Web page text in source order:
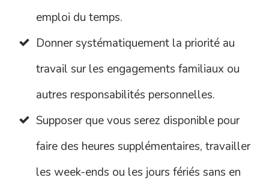
emploi du temps.
Donner systématiquement la priorité au
travail sur les engagements familiaux ou
autres responsabilités personnelles.
Supposer que vous serez disponible pour
faire des heures supplémentaires, travailler
les week-ends ou les jours fériés sans en